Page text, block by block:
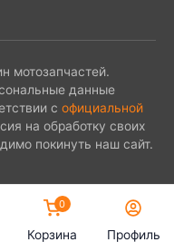
мотозапчастей.
данные
с официальной
на обработку своих
покинуть наш сайт.
0
Корзина Профиль